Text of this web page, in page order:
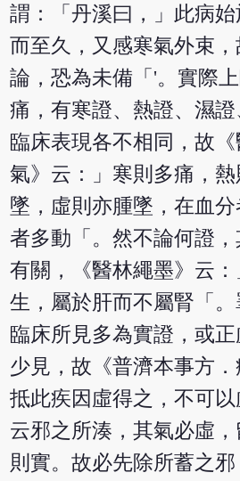
謂：「丹溪曰，」此病
而至久，又感寒氣外束
論，恐為未備「'。實際
痛，有寒證、熱證、濕證
臨床表現各不相同，故
氣》云：」寒則多痛，
墜，虛則亦腫墜，在血
者多動「。然不論何證
有關，《醫林繩墨》云
生，屬於肝而不屬腎「。
臨床所見多為實證，或
少見，故《普濟本事方
抵此疾因虛得之，不可
云邪之所湊，其氣必虛
則實。故必先除所蓄之邪